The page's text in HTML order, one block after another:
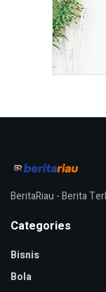
BeritaRiau - Berita
Categories
Bisnis
Bola